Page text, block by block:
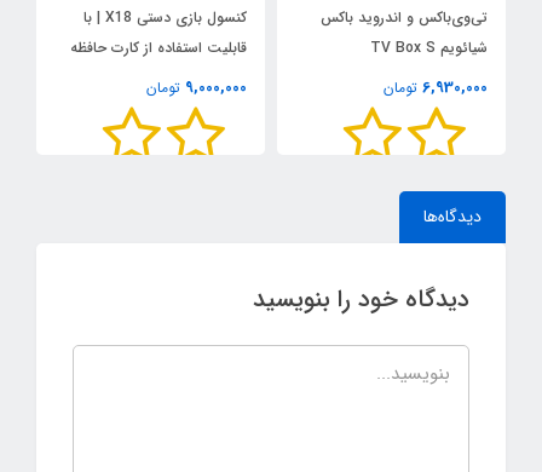
تی‌وی‌باکس و اندروید باکس
شیائویم TV Box S
6,930,000 تومان
کنسول بازی دستی X18 | با
قابلیت استفاده از کارت حافظه
9,000,000 تومان
دیدگاه‌ها
دیدگاه خود را بنویسید